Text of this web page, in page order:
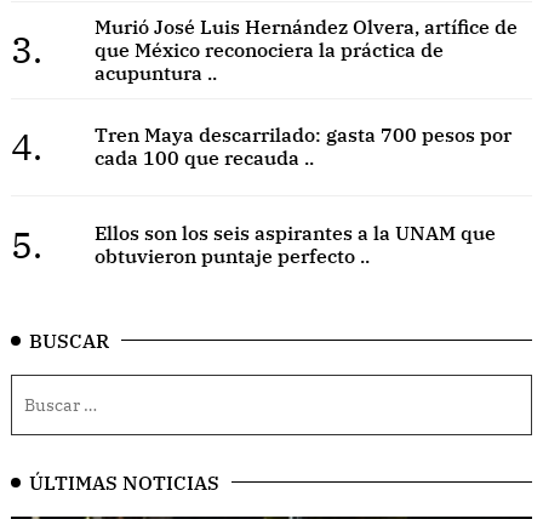
3.
Murió José Luis Hernández Olvera, artífice de
que México reconociera la práctica de
acupuntura ..
4.
Tren Maya descarrilado: gasta 700 pesos por
cada 100 que recauda ..
5.
Ellos son los seis aspirantes a la UNAM que
obtuvieron puntaje perfecto ..
BUSCAR
ÚLTIMAS NOTICIAS